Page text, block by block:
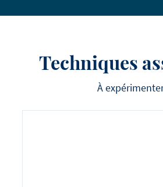
Techniques
À